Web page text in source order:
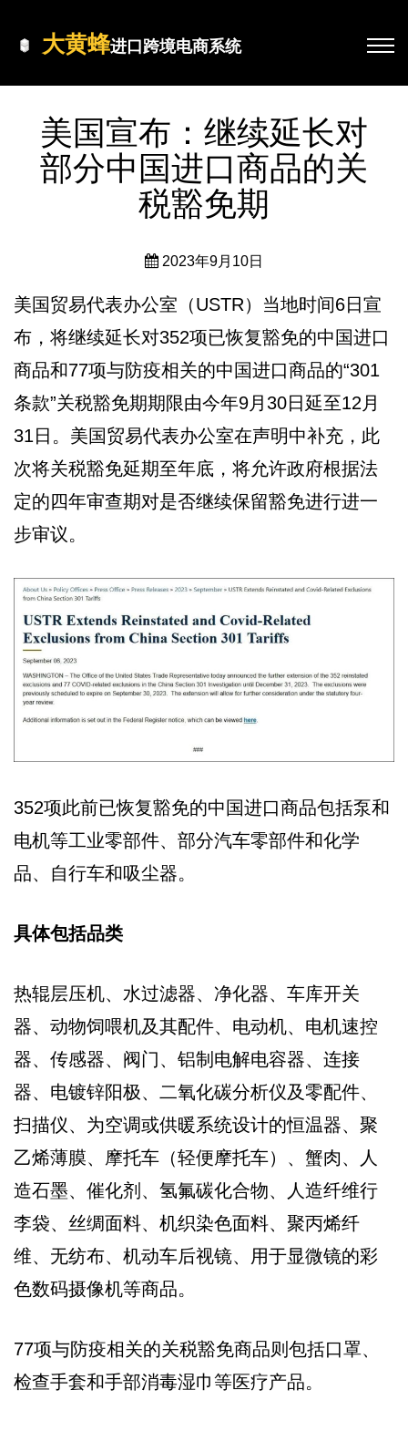
大黄蜂进口跨境电商系统
美国宣布：继续延长对
部分中国进口商品的关
税豁免期
2023年9月10日
美国贸易代表办公室（USTR）当地时间6日宣
布，将继续延长对352项已恢复豁免的中国进口
商品和77项与防疫相关的中国进口商品的“301
条款”关税豁免期期限由今年9月30日延至12月
31日。美国贸易代表办公室在声明中补充，此
次将关税豁免延期至年底，将允许政府根据法
定的四年审查期对是否继续保留豁免进行进一
步审议。
352项此前已恢复豁免的中国进口商品包括泵和
电机等工业零部件、部分汽车零部件和化学
品、自行车和吸尘器。
具体包括品类
热辊层压机、水过滤器、净化器、车库开关
器、动物饲喂机及其配件、电动机、电机速控
器、传感器、阀门、铝制电解电容器、连接
器、电镀锌阳极、二氧化碳分析仪及零配件、
扫描仪、为空调或供暖系统设计的恒温器、聚
乙烯薄膜、摩托车（轻便摩托车）、蟹肉、人
造石墨、催化剂、氢氟碳化合物、人造纤维行
李袋、丝绸面料、机织染色面料、聚丙烯纤
维、无纺布、机动车后视镜、用于显微镜的彩
色数码摄像机等商品。
77项与防疫相关的关税豁免商品则包括口罩、
检查手套和手部消毒湿巾等医疗产品。